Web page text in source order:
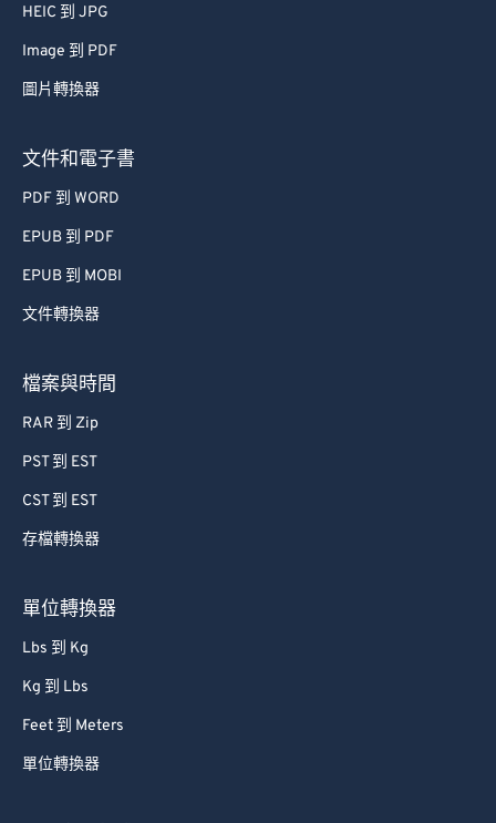
HEIC 到 JPG
Image 到 PDF
圖片轉換器
文件和電子書
PDF 到 WORD
EPUB 到 PDF
EPUB 到 MOBI
文件轉換器
檔案與時間
RAR 到 Zip
PST 到 EST
CST 到 EST
存檔轉換器
單位轉換器
Lbs 到 Kg
Kg 到 Lbs
Feet 到 Meters
單位轉換器